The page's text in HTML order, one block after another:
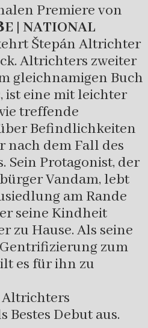
Premiere von
| NATIONAL
Štepán Altrichter
Altrichters zweiter
gleichnamigen Buch
ist eine mit leichter
treffende
Befindlichkeiten
nach dem Fall des
Sein Protagonist, der
Vandam, lebt
am Rande
seine Kindheit
zu Hause. Als seine
zum
es für ihn zu
Altrichters
Bestes Debut aus.